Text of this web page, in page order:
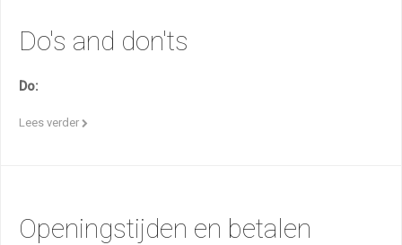
Do's and don'ts
Do:
Lees verder
Openingstijden en betalen